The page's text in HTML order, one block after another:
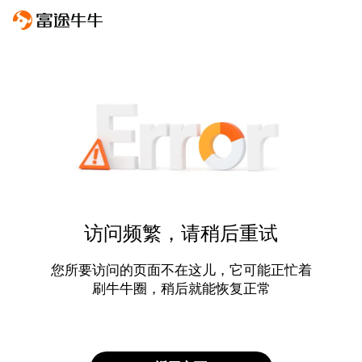
访问频繁，请稍后重试
您所要访问的页面不在这儿，它可能正忙着
刷牛牛圈，稍后就能恢复正常